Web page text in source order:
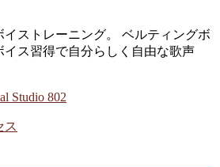
イストレーニング。 ベルティングボ
イス習得で自分らしく自由な歌声
ス